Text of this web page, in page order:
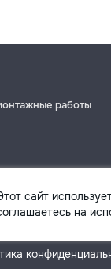
сайт
на
работы